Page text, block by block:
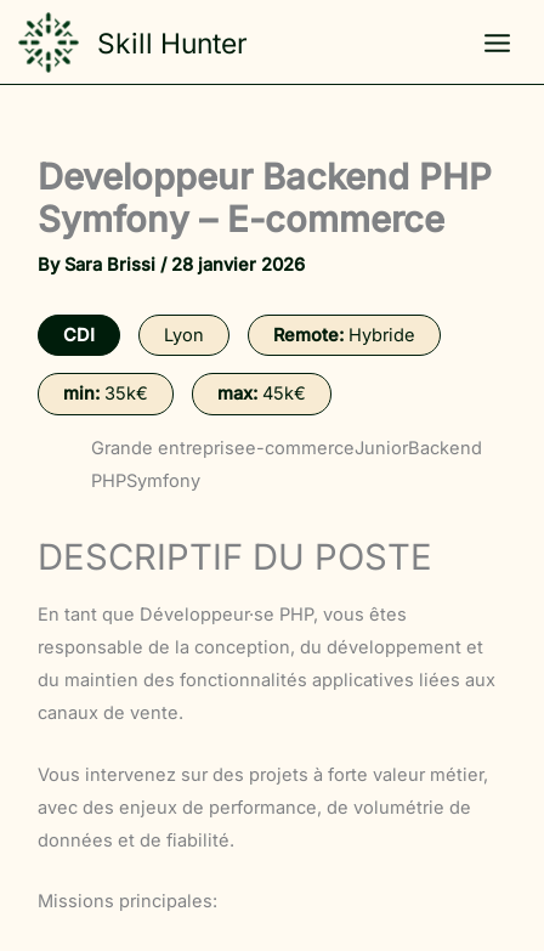
content
Skill Hunter
Developpeur Backend PHP
Symfony – E-commerce
BySara Brissi/ 28 janvier 2026
CDI Lyon Remote:Hybride
min: 35k€ max:45k€
Grande entreprisee-commerceJuniorBackend
PHPSymfony
DESCRIPTIF DU POSTE
En tant que Développeur·se PHP, vous êtes
responsable de la conception, du développement et
du maintien des fonctionnalités applicatives liées aux
canaux de vente.
Vous intervenez sur des projets à forte valeur métier,
avec des enjeux de performance, de volumétrie de
données et de fiabilité.
Missions principales: